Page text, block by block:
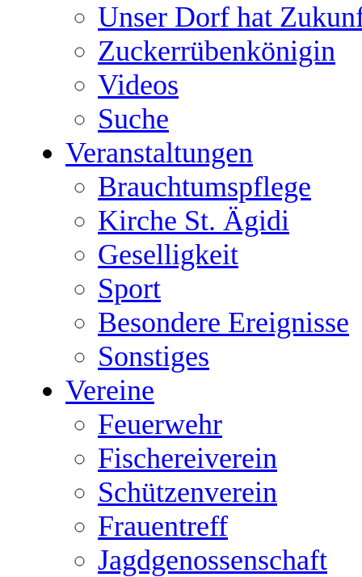
Unser Dorf hat
Zuckerrübenkönigin
Videos
Suche
Veranstaltungen
Brauchtumspflege
Kirche St. Ägidi
Geselligkeit
Sport
Besondere Ereignisse
Sonstiges
Vereine
Feuerwehr
Fischereiverein
Schützenverein
Frauentreff
Jagdgenossenschaft